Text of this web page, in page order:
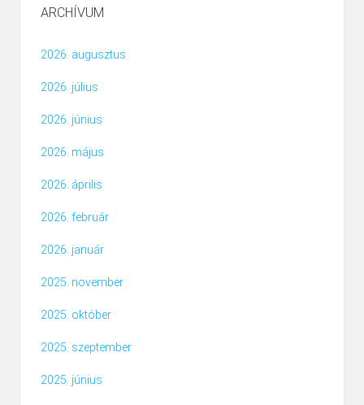
ARCHÍVUM
2026. augusztus
2026. július
2026. június
2026. május
2026. április
2026. február
2026. január
2025. november
2025. október
2025. szeptember
2025. június